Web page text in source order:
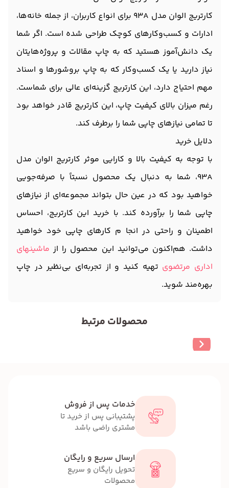
کارتریج الوان مدل 93A برای انواع کاربران، از جمله خانه‌ها،
ادارات و کسب‌وکارهای کوچک طراحی شده است. اگر شما
یک دانش‌آموز هستید که به چاپ مقالات و پروژه‌هایتان
نیاز دارید یا یک کسب‌وکار که به چاپ بروشورها و اسناد
مهم احتیاج دارد، این کارتریج گزینه‌ای عالی برای شماست.
رغم میزان بالای کیفیت چاپ، این کارتریج قادر خواهد بود
تا تمامی نیازهای چاپی شما را برطرف کند.
دلایل خرید
با توجه به کیفیت بالا و کارایی موثر کارتریج الوان مدل
93A، شما به دنبال یک محصول نسبتاً با صرفه‌جویی
خواهید بود که در عین حال بتواند مجموعه‌ای از نیازهای
چاپی شما را برآورده کند. با خرید این کارتریج، احساس
اطمینان و راحتی در انجا م کارهای چاپی خود خواهید
داشت. هم‌اکنون می‌توانید این محصول را از ماشینهای
اداری مرتضوی تهیه کنید و از تجربه‌ای بی‌نظیر در چاپ
بهره‌مند شوید.
محصولات مرتبط
خدمات پس از فروش
پشتیبانی پس از خرید تا
مشتری راضی باشد
ارسال سریع و رایگان
تحویل رایگان و سریع
محصولات